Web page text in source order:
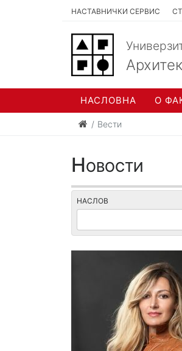
НАСТАВНИЧКИ СЕРВИС
НАСЛОВНА О
Вести
Новости
НАСЛОВ